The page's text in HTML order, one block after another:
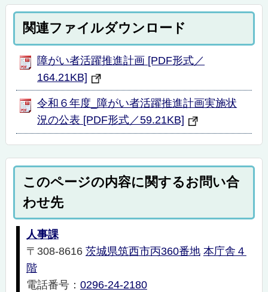
関連ファイルダウンロード
障がい者活躍推進計画 [PDF形式／
164.21KB]
令和６年度_障がい者活躍推進計画実施状
況の公表 [PDF形式／59.21KB]
このページの内容に関するお問い合
わせ先
人事課
〒308-8616 茨城県筑西市丙360番地 本庁舎４
階
電話番号： 0296-24-2180